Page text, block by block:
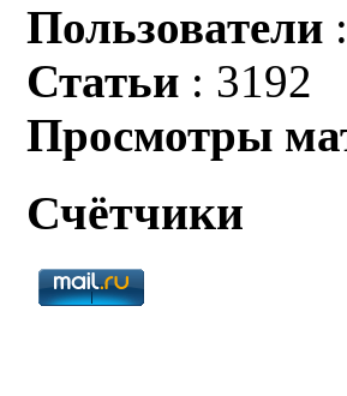
Пользователи
Статьи : 3192
Просмотры
Счётчики